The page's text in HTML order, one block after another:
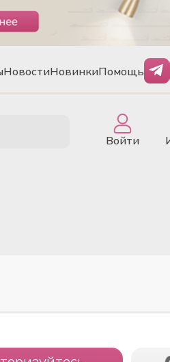
НовостиНовинкиПомощь
Войти